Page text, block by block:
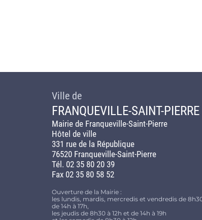
Ville de
FRANQUEVILLE-SAINT-PIERRE
Mairie de Franqueville-Saint-Pierre
Hôtel de ville
331 rue de la République
76520 Franqueville-Saint-Pierre
Tél. 02 35 80 20 39
Fax 02 35 80 58 52
Ouverture de la Mairie :
les lundis, mardis, mercredis et vendredis de
de 14h à 17h,
les jeudis de 8h30 à 12h et de 14h à 19h